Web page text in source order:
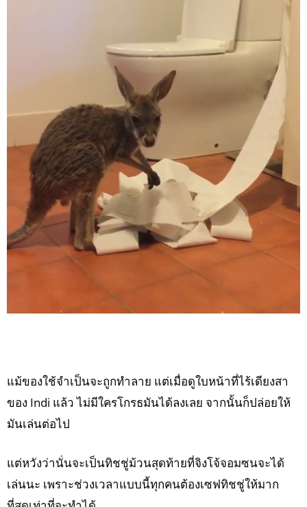
แม้ของใช้จำเป็นจะถูกทำลาย แต่เมื่อดูใบหน้าที่ไร้เดียงสา
ของ Indi แล้ว ไม่มีใครโกรธมันได้ลงเลย จากนั้นก็ปล่อยให้
มันเล่นต่อไป
แต่หวังว่านั่นจะเป็นทิชชู่ม้วนสุดท้ายที่จิงโจ้จอมซนจะได้
เล่นนะ เพราะช่วงเวลาแบบนี้ทุกคนต้องเซฟทิชชู่ให้มาก